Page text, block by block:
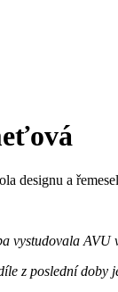
designu a
vystudovala AVU
z poslední doby